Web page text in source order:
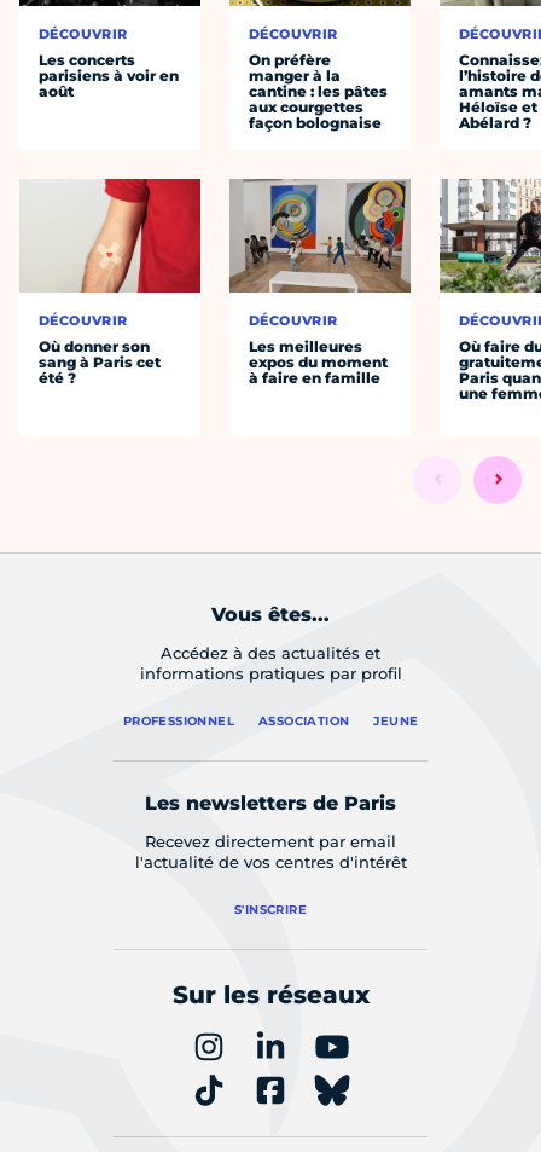
DÉCOUVRIR
Les concerts
parisiens à voir en
août
DÉCOUVRIR
Où donner son
sang à Paris cet
été ?
DÉCOUVRIR
On préfère
manger à la
cantine : les pâtes
aux courgettes
façon bolognaise
DÉCOUVRIR
Les meilleures
expos du moment
à faire en famille
l’histoire
amants
Héloïse et
Abélard ?
Où faire
Paris
une
Vous êtes...
Accédez à des actualités et
informations pratiques par profil
PROFESSIONNEL ASSOCIATION JEUNE
Les newsletters de Paris
Recevez directement par email
l'actualité de vos centres d'intérêt
S'INSCRIRE
Sur les réseaux